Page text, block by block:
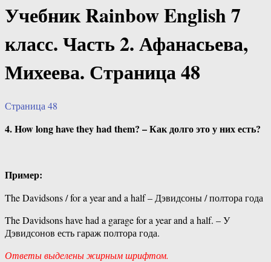
Учебник Rainbow English 7
класс. Часть 2. Афанасьева,
Михеева. Страница 48
Страница 48
4. How long have they had them? – Как долго это у них есть?
Пример:
The Davidsons / for a year and a half – Дэвидсоны / полтора года
The Davidsons have had a garage for a year and a half. – У
Дэвидсонов есть гараж полтора года.
Ответы выделены жирным шрифтом.